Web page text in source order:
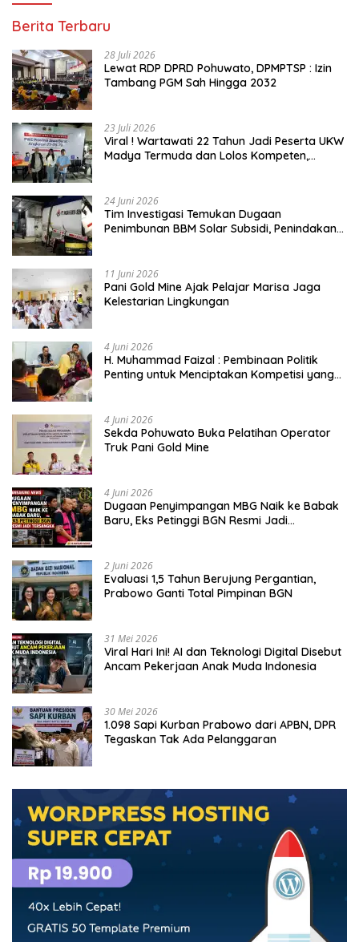
Berita Terbaru
28 Juli 2026
Lewat RDP DPRD Pohuwato, DPMPTSP : Izin
Tambang PGM Sah Hingga 2032
23 Juli 2026
Viral ! Wartawati 22 Tahun Jadi Peserta UKW
Madya Termuda dan Lolos Kompeten,
24 Juni 2026
Tim Investigasi Temukan Dugaan
Penimbunan BBM Solar Subsidi, Penindakan
11 Juni 2026
Pani Gold Mine Ajak Pelajar Marisa Jaga
Kelestarian Lingkungan
4 Juni 2026
H. Muhammad Faizal : Pembinaan Politik
Penting untuk Menciptakan Kompetisi yang
4 Juni 2026
Sekda Pohuwato Buka Pelatihan Operator
Truk Pani Gold Mine
4 Juni 2026
Dugaan Penyimpangan MBG Naik ke Babak
Baru, Eks Petinggi BGN Resmi Jadi
2 Juni 2026
Evaluasi 1,5 Tahun Berujung Pergantian,
Prabowo Ganti Total Pimpinan BGN
31 Mei 2026
Viral Hari Ini! AI dan Teknologi Digital Disebut
Ancam Pekerjaan Anak Muda Indonesia
30 Mei 2026
1.098 Sapi Kurban Prabowo dari APBN, DPR
Tegaskan Tak Ada Pelanggaran